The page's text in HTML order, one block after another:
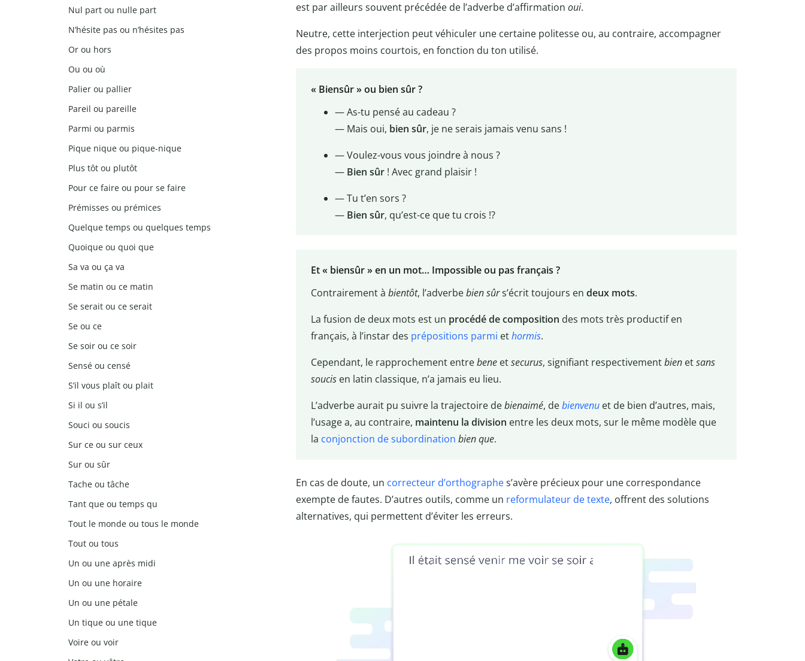
est par ailleurs souvent précédée de l’adverbe d’affirmation oui.
Neutre, cette interjection peut véhiculer une certaine politesse ou, au contraire, accompagner
des propos moins courtois, en fonction du ton utilisé.
« Biensûr » ou bien sûr ?
— As-tu pensé au cadeau ?
— Mais oui, bien sûr, je ne serais jamais venu sans !
— Voulez-vous vous joindre à nous ?
— Bien sûr! Avec grand plaisir !
— Tu t’en sors ?
— Bien sûr, qu’est-ce que tu crois !?
Et « biensûr » en un mot… Impossible ou pas français ?
Contrairement à bientôt, l’adverbebien sûrs’écrit toujours en deux mots.
La fusion de deux mots est un procédé de composition des mots très productif en
français, à l’instar des prépositions parmi ethormis.
Cependant, le rapprochement entrebeneetsecurus, signifiant respectivementbien etsans
soucisen latin classique, n’a jamais eu lieu.
L’adverbe aurait pu suivre la trajectoire debienaimé, debienvenuet de bien d’autres, mais,
l’usage a, au contraire, maintenu la division entre les deux mots, sur le même modèle que
la conjonction de subordination bien que.
En cas de doute, un correcteur d’orthographes’avère précieux pour une correspondance
exempte de fautes. D’autres outils, comme un reformulateur de texte, offrent des solutions
alternatives, qui permettent d’éviter les erreurs.
Nul part ou nulle part
N’hésite pas ou n’hésites pas
Or ou hors
Ou ou où
Palier ou pallier
Pareil ou pareille
Parmi ou parmis
Pique nique ou pique-nique
Plus tôt ou plutôt
Pour ce faire ou pour se faire
Prémisses ou prémices
Quelque temps ou quelques temps
Quoique ou quoi que
Sa va ou ça va
Se matin ou ce matin
Se serait ou ce serait
Se ou ce
Se soir ou ce soir
Sensé ou censé
S’il vous plaît ou plait
Si il ou s’il
Souci ou soucis
Sur ce ou sur ceux
Sur ou sûr
Tache ou tâche
Tant que ou temps qu
Tout le monde ou tous le monde
Tout ou tous
Un ou une après midi
Un ou une horaire
Un ou une pétale
Un tique ou une tique
Voire ou voir